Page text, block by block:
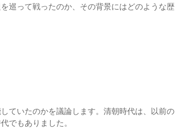
巡って戦ったのか、その背景にはどのような歴
ていたのかを議論します。清朝時代は、以前の
でもありました。